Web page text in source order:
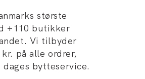
største
+110 butikker
Vi tilbyder
på alle ordrer,
bytteservice.